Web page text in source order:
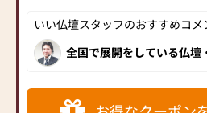
・店頭に消毒液を設置し
ています。
・お客様から一定の距離
・定期的に換気を行って
仏壇・お墓・葬儀を手掛け
るほこだて仏光堂は仏事全
般のサポートをさせていた
お仏壇の品質と価格に自信
をしております。（2018年
現在）
れるもの。だからこそお客
いい仏壇スタッフのおすすめコメ
全国で展開をしている仏壇
まで、約220本以上と地域
を誇る大型店舗です！仙台
れ、家具調仏壇のコーナー